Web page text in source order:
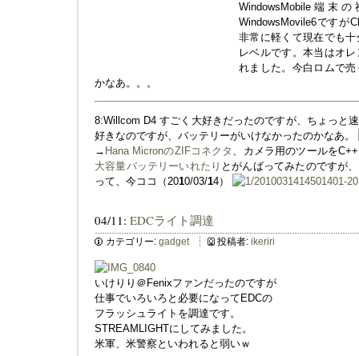
WindowsMobile端末
WindowsMovile6ですが
非常に軽くて現在でも
レベルです。本当はオ
れました。今白ロムで
かなあ。。。
8:Willcom D4 すごく大好きだったのですが、ちょっと
好きなのですが、バッテリーがいけなかったのかなあ。
→ Hana MicronのZIFコネクタ 、カメラ用のツールを
大容量バッテリーいれたり とがんばってみたのですが
って、今ココ（2010/03/14）
04/11: EDCライト調達
カテゴリー: gadget 投稿者: ikeriri
いけりり＠Fenixファンだったのですが
仕事でいろいろと必要になってEDCの
フラッシュライトを調達です。
STREAMLIGHTにしてみました。
米軍、米警察といわれると弱いｗ